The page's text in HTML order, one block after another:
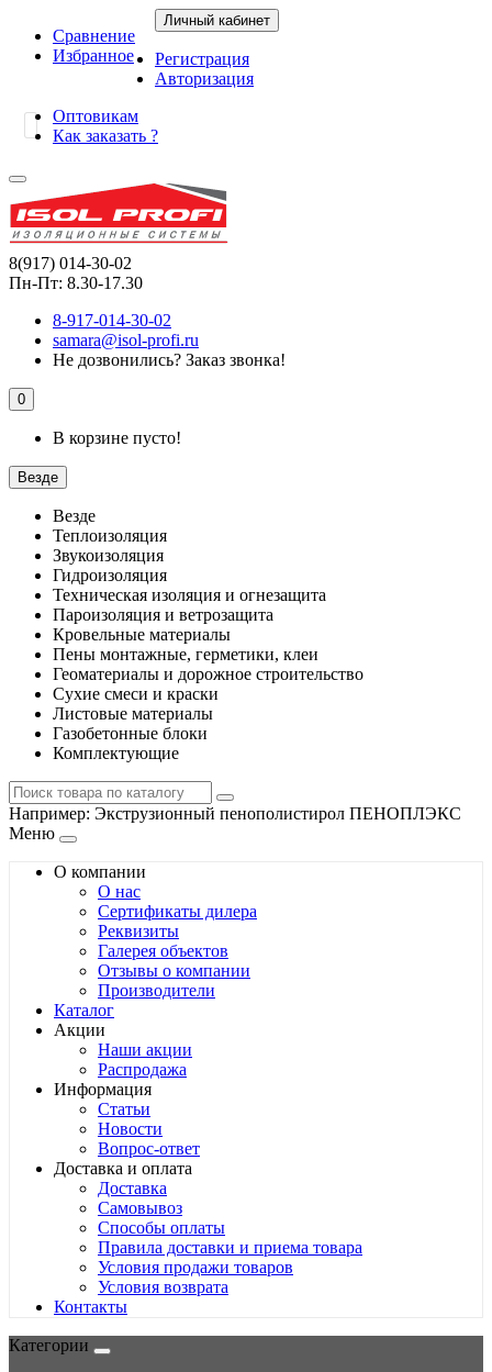
Сравнение
Избранное
Личный кабинет
Регистрация
Авторизация
Оптовикам
Как заказать ?
8(917) 014-30-02
Пн-Пт: 8.30-17.30
8-917-014-30-02
samara@isol-profi.ru
Не дозвонились? Заказ звонка!
0
В корзине пусто!
Везде
Везде
Теплоизоляция
Звукоизоляция
Гидроизоляция
Техническая изоляция и огнезащита
Пароизоляция и ветрозащита
Кровельные материалы
Пены монтажные, герметики, клеи
Геоматериалы и дорожное строительство
Сухие смеси и краски
Листовые материалы
Газобетонные блоки
Комплектующие
Например: Экструзионный пенополистирол ПЕНОПЛЭКС
Меню
О компании
О нас
Сертификаты дилера
Реквизиты
Галерея объектов
Отзывы о компании
Производители
Каталог
Акции
Наши акции
Распродажа
Информация
Статьи
Новости
Вопрос-ответ
Доставка и оплата
Доставка
Самовывоз
Способы оплаты
Правила доставки и приема товара
Условия продажи товаров
Условия возврата
Контакты
Категории